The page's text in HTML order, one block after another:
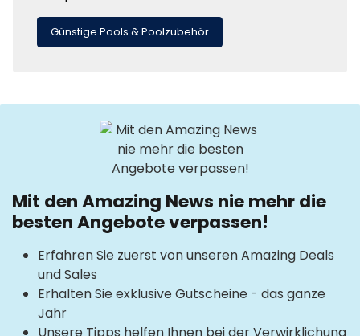
Günstige Pools & Poolzubehör
Mit den Amazing News nie mehr die
besten Angebote verpassen!
Erfahren Sie zuerst von unseren Amazing Deals
und Sales
Erhalten Sie exklusive Gutscheine - das ganze
Jahr